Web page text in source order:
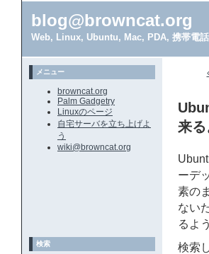
blog@browncat.org
Web, Linux, Ubuntu, Mac, PDA, 携帯電
来
ーデ
素の
ない
るよ
検索
メニュー
browncat.org
Palm Gadgetry
Linuxのページ
自宅サーバを立ち上げよ
う
wiki@browncat.org
検索